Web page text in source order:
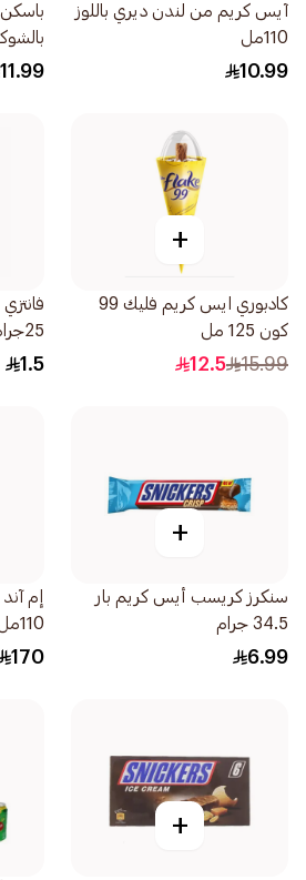
آيس كريم من لندن ديري باللوز
110مل
10.99
11.99
+
كادبوري ايس كريم فليك 99
كون 125 مل
15.99
12.5
25جرام
1.5
+
سنكرز كريسب أيس كريم بار
34.5 جرام
6.99
إم
110مل
170
+